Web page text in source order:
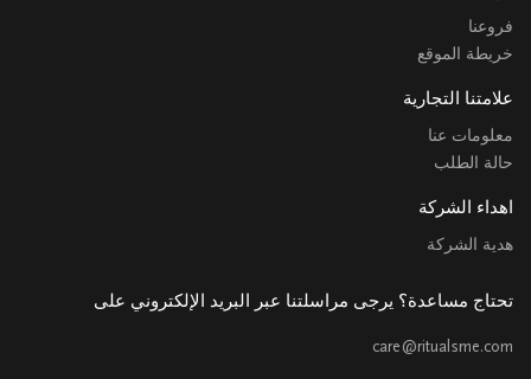
فروعنا
خريطة الموقع
علامتنا التجارية
معلومات عنا
حالة الطلب
اهداء الشركة
هدية الشركة
تحتاج مساعدة؟ يرجى مراسلتنا عبر البريد الإلكتروني على
care@ritualsme.com